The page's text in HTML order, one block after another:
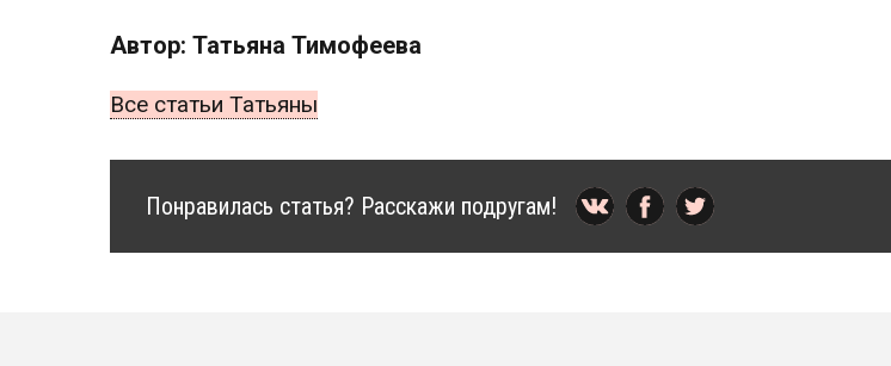
Автор: Татьяна Тимофеева
Все статьи Татьяны
Понравилась статья? Расскажи подругам!